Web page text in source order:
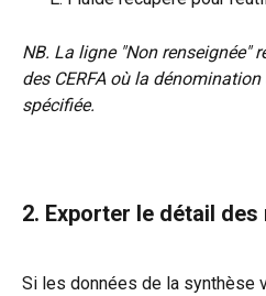
NB. La ligne "Non renseignée"
des CERFA où la
spécifiée.
2. Exporter le détail
Si les données de la synthèse